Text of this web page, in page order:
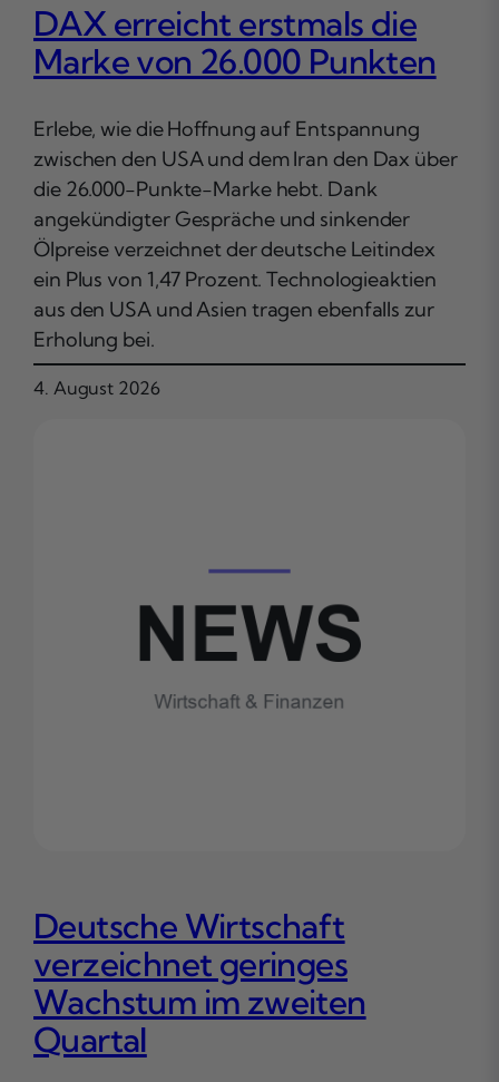
DAX erreicht erstmals die
Marke von 26.000 Punkten
Erlebe, wie die Hoffnung auf Entspannung
zwischen den USA und dem Iran den Dax über
die 26.000-Punkte-Marke hebt. Dank
angekündigter Gespräche und sinkender
Ölpreise verzeichnet der deutsche Leitindex
ein Plus von 1,47 Prozent. Technologieaktien
aus den USA und Asien tragen ebenfalls zur
Erholung bei.
4. August 2026
Deutsche Wirtschaft
verzeichnet geringes
Wachstum im zweiten
Quartal